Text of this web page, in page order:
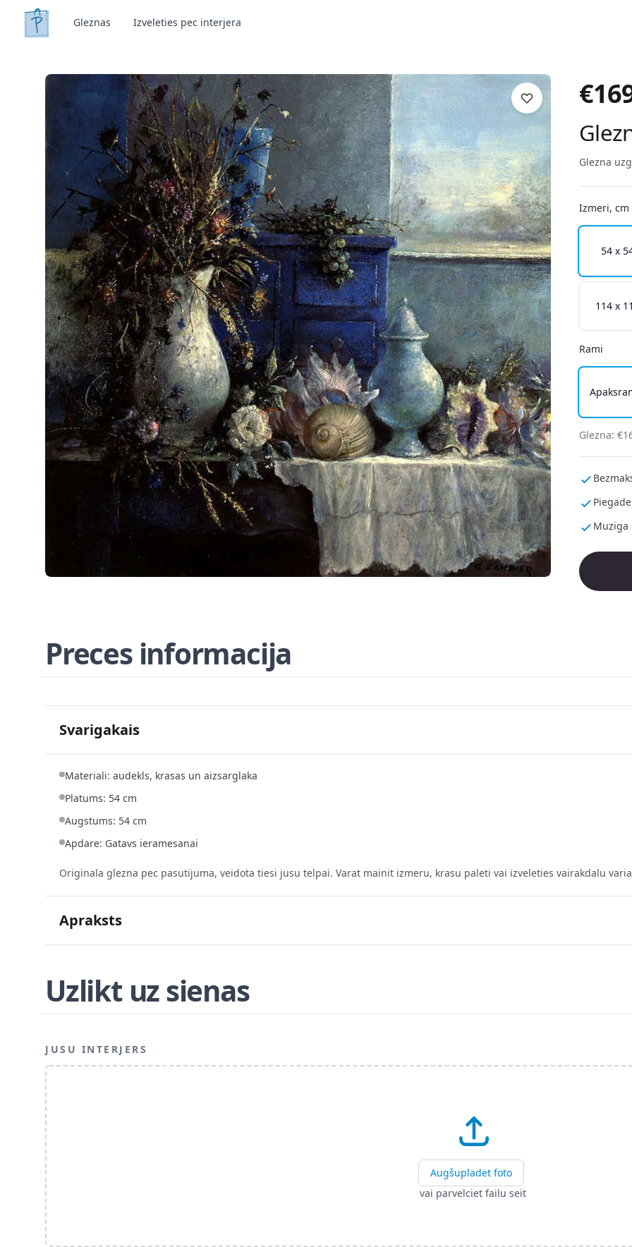
Gleznas Izveleties pec interjera
€
Glezna
Izmeri, cm
54 x
114 x
Rami
Glezna:€
Muziga
Preces informacija
Svarigakais
Materiali: audekls, krasas un aizsarglaka
Platums: 54 cm
Augstums: 54 cm
Apdare: Gatavs ieramesanai
Originala glezna pec pasutijuma, veidota tiesi jusu telpai. Varat mainit izmeru, krasu paleti vai izveleties vairakdalu
Apraksts
Uzlikt uz sienas
JUSU INTERJERS
Augšupladet foto
vai parvelciet failu seit